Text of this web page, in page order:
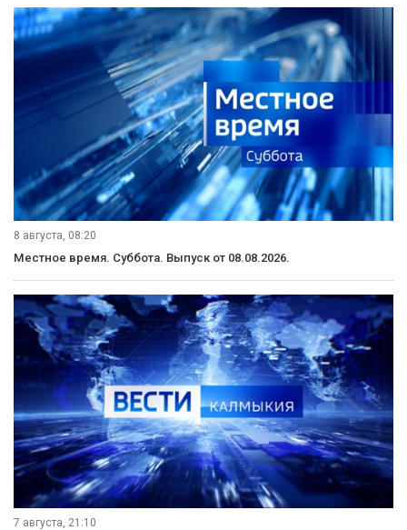
8 августа, 08:20
Местное время. Суббота. Выпуск от 08.08.2026.
7 августа, 21:10